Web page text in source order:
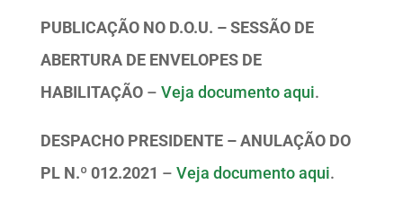
PUBLICAÇÃO NO D.O.U. – SESSÃO DE
ABERTURA DE ENVELOPES DE
HABILITAÇÃO– Veja documento aqui.
DESPACHO PRESIDENTE – ANULAÇÃO DO
PL N.º 012.2021 – Veja documento aqui.